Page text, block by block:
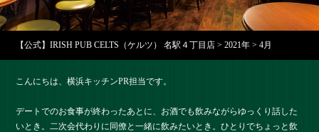
【公式】IRISH PUB CELTS（ケルツ） 名駅４丁目店 >2021年 >4月
こんにちは、横浜キッチンPR担当です。
デートでのお食事が終わったあとに、お酒でも飲みながらゆっくり話した
いとき。二次会代わりに同僚と一緒に飲みたいとき。ひとりでちょっと飲